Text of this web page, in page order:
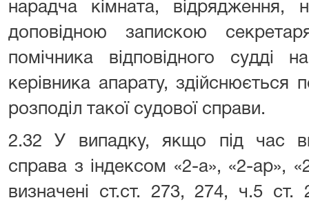
нарадча кімната, відрядження,
доповідною запискою
помічника відповідного судді
керівника апарату, здійснюється
розподіл такої судової справи.
2.32 У випадку, якщо під час
справа з індексом «2-а», «2-ар»,
визначені ст.ст. 273, 274, ч.5